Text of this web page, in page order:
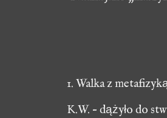
1. Walka z
K.W. – dążyło do